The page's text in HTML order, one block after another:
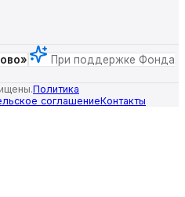
При поддержке Фонда
Политика
соглашениеКонтакты